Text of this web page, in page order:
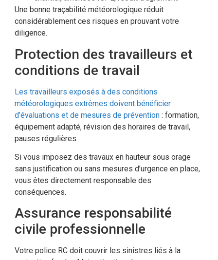
Une bonne traçabilité météorologique réduit
considérablement ces risques en prouvant votre
diligence.
Protection des travailleurs et
conditions de travail
Les travailleurs exposés à des conditions
météorologiques extrêmes doivent bénéficier
d’évaluations et de mesures de prévention : formation,
équipement adapté, révision des horaires de travail,
pauses régulières.
Si vous imposez des travaux en hauteur sous orage
sans justification ou sans mesures d’urgence en place,
vous êtes directement responsable des
conséquences.
Assurance responsabilité
civile professionnelle
Votre police RC doit couvrir les sinistres liés à la